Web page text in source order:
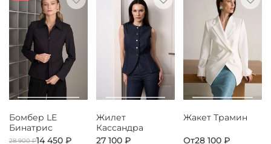
Бомбер LE
Бинатрис
28 900 ₽14 450 ₽
Жилет
Кассандра
27 100 ₽
Жакет Трамин
От28 100 ₽